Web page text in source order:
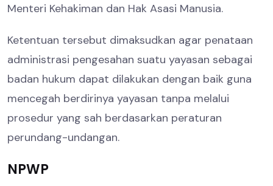
Menteri Kehakiman dan Hak Asasi Manusia.
Ketentuan tersebut dimaksudkan agar penataan
administrasi pengesahan suatu yayasan sebagai
badan hukum dapat dilakukan dengan baik guna
mencegah berdirinya yayasan tanpa melalui
prosedur yang sah berdasarkan peraturan
perundang-undangan.
NPWP